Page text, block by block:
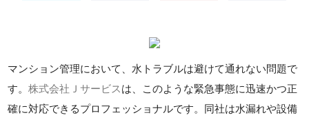
マンション管理において、水トラブルは避けて通れない問題で
す。株式会社Ｊサービス は、このような緊急事態に迅速かつ正
確に対応できるプロフェッショナルです。同社は水漏れや設備